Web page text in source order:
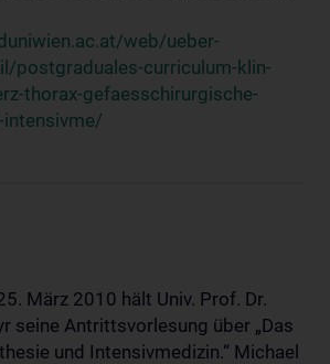
web/ueber-
postgraduales-curriculum-klin-
thorax-gefaesschirurgische-
intensivme/
März 2010 hält Univ. Prof. Dr.
seine Antrittsvorlesung über „Das
und Intensivmedizin.“ Michael